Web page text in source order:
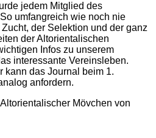
jedem Mitglied des
umfangreich wie noch nie
der Selektion und der ganz
der Altorientalischen
Infos zu unserem
interessante Vereinsleben.
kann das Journal beim 1.
anfordern.
Mövchen von